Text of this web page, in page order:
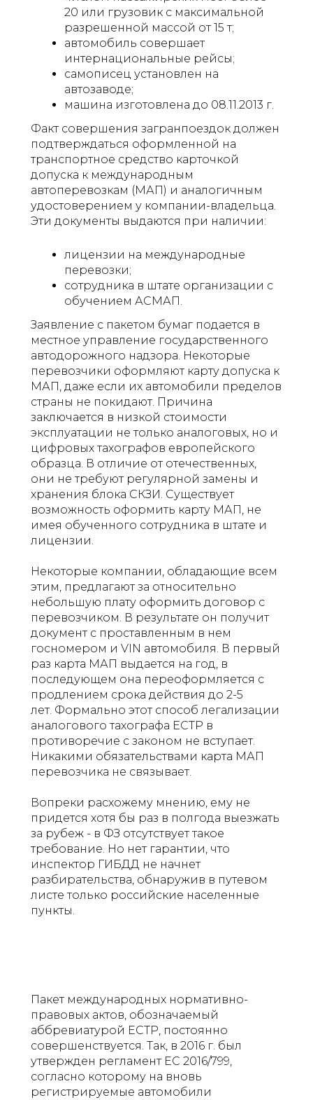
20 или грузовик с максимальной
разрешенной массой от 15 т;
автомобиль совершает
интернациональные рейсы;
самописец установлен на
автозаводе;
машина изготовлена до 08.11.2013 г.
Факт совершения загранпоездок должен
подтверждаться оформленной на
транспортное средство карточкой
допуска к международным
автоперевозкам (МАП) и аналогичным
удостоверением у компании-владельца.
Эти документы выдаются при наличии:
лицензии на международные
перевозки;
сотрудника в штате организации с
обучением АСМАП.
Заявление с пакетом бумаг подается в
местное управление государственного
автодорожного надзора. Некоторые
перевозчики оформляют карту допуска к
МАП, даже если их автомобили пределов
страны не покидают. Причина
заключается в низкой стоимости
эксплуатации не только аналоговых, но и
цифровых тахографов европейского
образца. В отличие от отечественных,
они не требуют регулярной замены и
хранения блока СКЗИ. Существует
возможность оформить карту МАП, не
имея обученного сотрудника в штате и
лицензии.
Некоторые компании, обладающие всем
этим, предлагают за относительно
небольшую плату оформить договор с
перевозчиком. В результате он получит
документ с проставленным в нем
госномером и VIN автомобиля. В первый
раз карта МАП выдается на год, в
последующем она переоформляется с
продлением срока действия до 2-5
лет. Формально этот способ легализации
аналогового тахографа ЕСТР в
противоречие с законом не вступает.
Никакими обязательствами карта МАП
перевозчика не связывает.
Вопреки расхожему мнению, ему не
придется хотя бы раз в полгода выезжать
за рубеж - в ФЗ отсутствует такое
требование. Но нет гарантии, что
инспектор ГИБДД не начнет
разбирательства, обнаружив в путевом
листе только российские населенные
пункты.
Пакет международных нормативно-
правовых актов, обозначаемый
аббревиатурой ЕСТР, постоянно
совершенствуется. Так, в 2016 г. был
утвержден регламент ЕС 2016/799,
согласно которому на вновь
регистрируемые автомобили